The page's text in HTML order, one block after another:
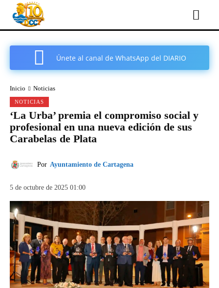
Únete al canal de WhatsApp del DIARIO
Inicio Noticias
NOTICIAS
‘La Urba’ premia el compromiso social y
profesional en una nueva edición de sus
Carabelas de Plata
Por Ayuntamiento de Cartagena
5 de octubre de 2025 01:00